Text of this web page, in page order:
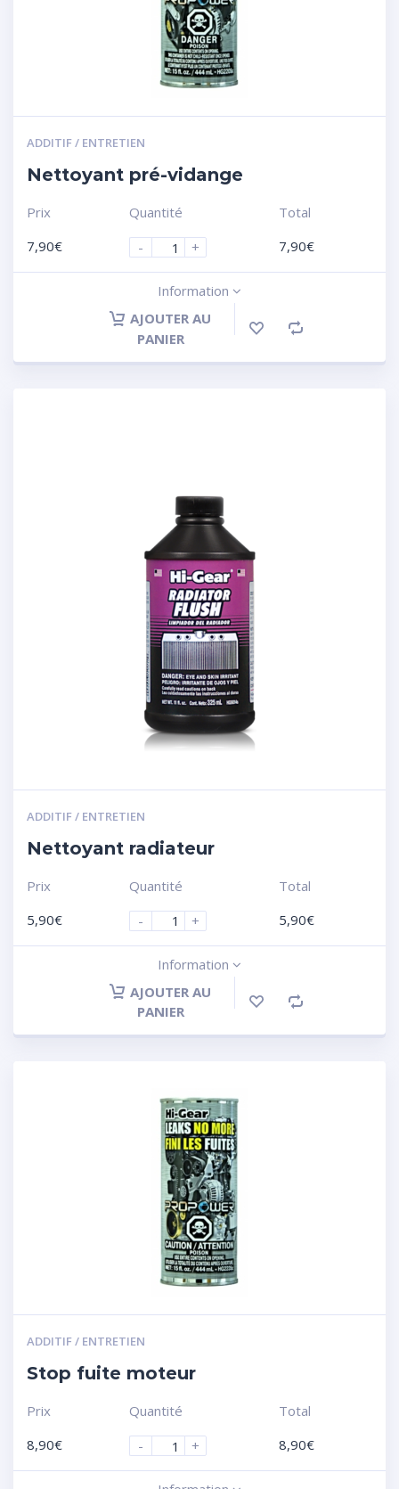
ADDITIF / ENTRETIEN
Nettoyant pré-vidange
Prix
7,90€
Quantité
-
+
Total
7,90€
Information
AJOUTER AU
PANIER
ADDITIF / ENTRETIEN
Nettoyant radiateur
Prix
5,90€
Quantité
-
+
Total
5,90€
Information
AJOUTER AU
PANIER
ADDITIF / ENTRETIEN
Stop fuite moteur
Prix
8,90€
Quantité
-
+
Total
8,90€